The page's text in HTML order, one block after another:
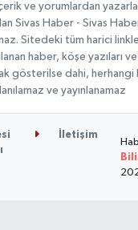
ve yorumlardan
Sivas Haber - Sivas
Sitedeki tüm harici
haber, köşe yazıları
gösterilse dahi,
ve yayınlanamaz
İletişim